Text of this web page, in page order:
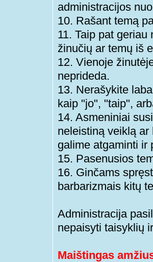
administracijos
10. Rašant temą
11. Taip pat
žinučių ar temų iš
12. Vienoje
neprideda.
13. Nerašykite
kaip "jo", "taip",
14. Asmeniniai
neleistiną veiklą
galime atgaminti ir
15. Pasenusios
16. Ginčams
barbarizmais kitų
Administracija
nepaisyti taisyklių
Maištingas